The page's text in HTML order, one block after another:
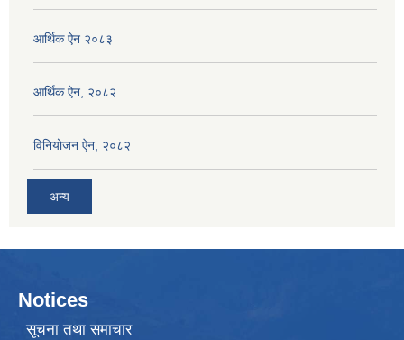
आर्थिक ऐन २०८३
आर्थिक ऐन, २०८२
विनियोजन ऐन, २०८२
अन्य
Notices
सूचना तथा समाचार